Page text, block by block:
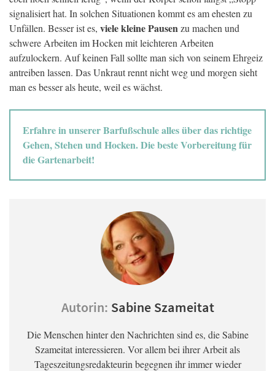
signalisiert hat. In solchen Situationen kommt es am ehesten zu
Unfällen. Besser ist es, viele kleine Pausenzu machen und
schwere Arbeiten im Hocken mit leichteren Arbeiten
aufzulockern. Auf keinen Fall sollte man sich von seinem Ehrgeiz
antreiben lassen. Das Unkraut rennt nicht weg und morgen sieht
man es besser als heute, weil es wächst.
Erfahre in unserer Barfußschule alles über das richtige
Gehen, Stehen und Hocken. Die beste Vorbereitung für
die Gartenarbeit!
Autorin: Sabine Szameitat
Die Menschen hinter den Nachrichten sind es, die Sabine
Szameitat interessieren. Vor allem bei ihrer Arbeit als
Tageszeitungsredakteurin begegnen ihr immer wieder